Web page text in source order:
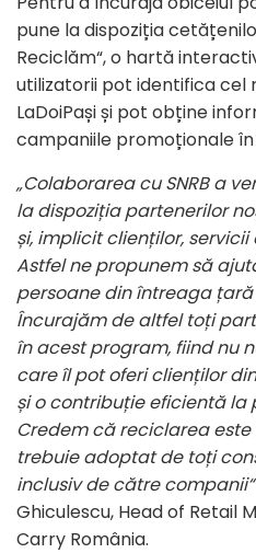
pune la dispoziția
Reciclăm“, o hartă
utilizatorii pot identifica cel
LaDoiPași și pot obține
campaniile promoționale
„Colaborarea cu SNRB a
la dispoziția partenerilor
și, implicit clienților,
Astfel ne propunem să
persoane din întreaga
Încurajăm de altfel toți
în acest program, fiind nu
care îl pot oferi clienților
și o contribuție eficientă la
Credem că reciclarea
trebuie adoptat de toți
inclusiv de către
Ghiculescu, Head of Retail
Carry România.